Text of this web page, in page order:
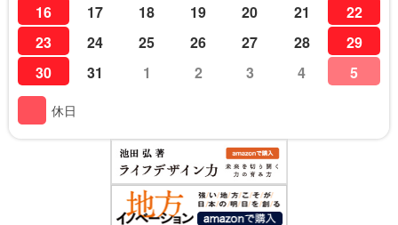
16
17 18 19 20 21
22
23
24 25 26 27 28
29
30
31 1 2 3 4 5
休日